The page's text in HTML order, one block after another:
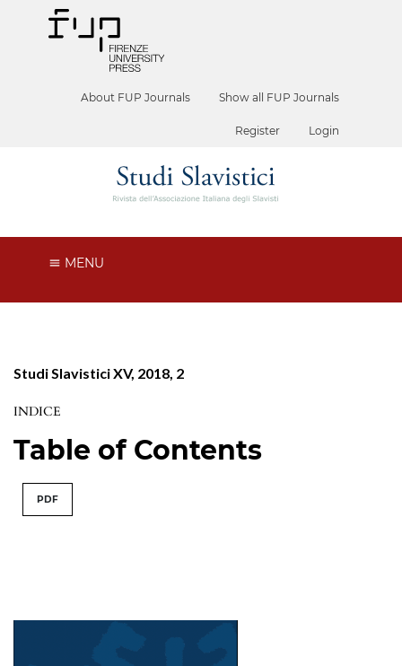
About FUP Journals Show all FUP Journals
Register Login
MENU
Studi Slavistici XV, 2018, 2
INDICE
Table of Contents
PDF